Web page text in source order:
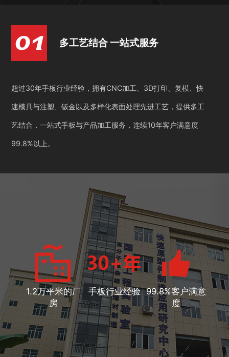
多工艺结合 一站式服务
超过30年手板行业经验，拥有CNC加工、3D打印、复模、快
速模具与注塑、钣金以及多样化表面处理先进工艺，提供多工
艺结合，一站式手板与产品加工服务，连续10年客户满意度
99.8%以上。
1.2万平米的厂
房
手板行业经验 99.8%客户满意
度